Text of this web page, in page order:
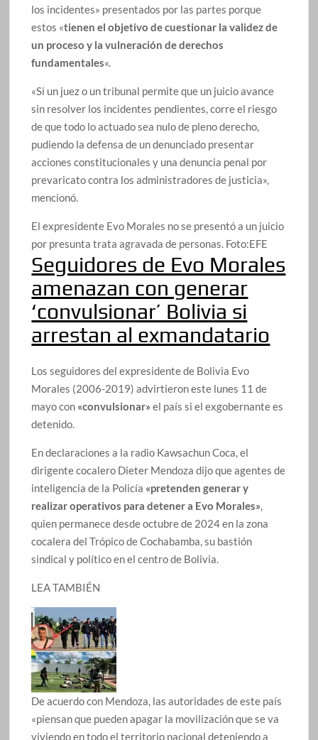
los incidentes» presentados por las partes porque
estos «tienen el objetivo de cuestionar la validez de
un proceso y la vulneración de derechos
fundamentales«.
«Si un juez o un tribunal permite que un juicio avance
sin resolver los incidentes pendientes, corre el riesgo
de que todo lo actuado sea nulo de pleno derecho,
pudiendo la defensa de un denunciado presentar
acciones constitucionales y una denuncia penal por
prevaricato contra los administradores de justicia»,
mencionó.
El expresidente Evo Morales no se presentó a un juicio
por presunta trata agravada de personas. Foto:EFE
Seguidores de Evo Morales
amenazan con generar
‘convulsionar’ Bolivia si
arrestan al exmandatario
Los seguidores del expresidente de Bolivia Evo
Morales (2006-2019) advirtieron este lunes 11 de
mayo con «convulsionar»el país si el exgobernante es
detenido.
En declaraciones a la radio Kawsachun Coca, el
dirigente cocalero Dieter Mendoza dijo que agentes de
inteligencia de la Policía «pretenden generar y
realizar operativos para detener a Evo Morales»,
quien permanece desde octubre de 2024 en la zona
cocalera del Trópico de Cochabamba, su bastión
sindical y político en el centro de Bolivia.
LEA TAMBIÉN
De acuerdo con Mendoza, las autoridades de este país
«piensan que pueden apagar la movilización que se va
viviendo en todo el territorio nacional deteniendo a